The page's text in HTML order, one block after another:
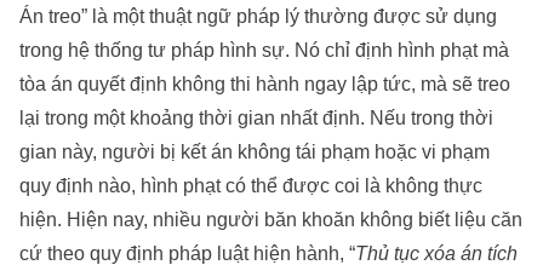
Án treo” là một thuật ngữ pháp lý thường được sử dụng
trong hệ thống tư pháp hình sự. Nó chỉ định hình phạt mà
tòa án quyết định không thi hành ngay lập tức, mà sẽ treo
lại trong một khoảng thời gian nhất định. Nếu trong thời
gian này, người bị kết án không tái phạm hoặc vi phạm
quy định nào, hình phạt có thể được coi là không thực
hiện. Hiện nay, nhiều người băn khoăn không biết liệu căn
cứ theo quy định pháp luật hiện hành, “Thủ tục xóa án tích